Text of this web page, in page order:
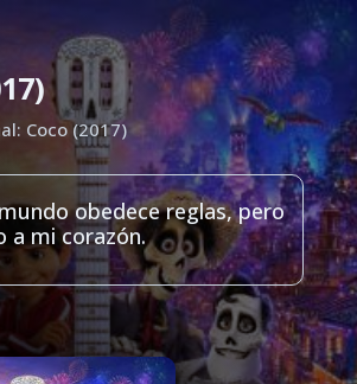
Coco (2017)
obedece reglas, pero
a mi corazón.